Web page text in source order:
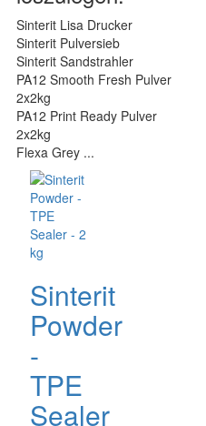
Sinterit Lisa Drucker
Sinterit Pulversieb
Sinterit Sandstrahler
PA12 Smooth Fresh Pulver
2x2kg
PA12 Print Ready Pulver
2x2kg
Flexa Grey ...
Sinterit
Powder
-
TPE
Sealer